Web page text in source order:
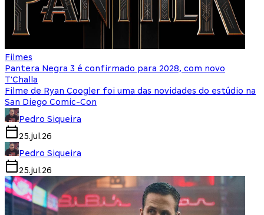
Filmes
Pantera Negra 3 é confirmado para 2028, com novo
T'Challa
Filme de Ryan Coogler foi uma das novidades do estúdio na
San Diego Comic-Con
Pedro Siqueira
25.jul.26
Pedro Siqueira
25.jul.26